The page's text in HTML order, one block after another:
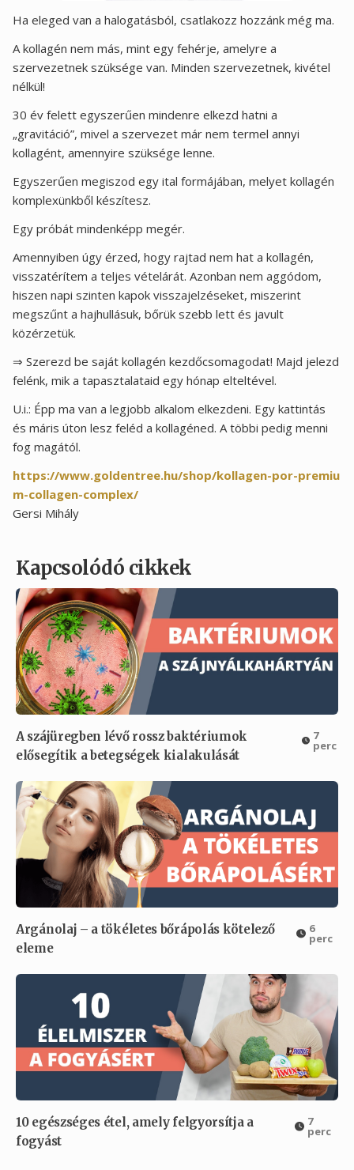
Ha eleged van a halogatásból, csatlakozz hozzánk még ma.
A kollagén nem más, mint egy fehérje, amelyre a
szervezetnek szüksége van. Minden szervezetnek, kivétel
nélkül!
30 év felett egyszerűen mindenre elkezd hatni a
„gravitáció”, mivel a szervezet már nem termel annyi
kollagént, amennyire szüksége lenne.
Egyszerűen megiszod egy ital formájában, melyet kollagén
komplexünkből készítesz.
Egy próbát mindenképp megér.
Amennyiben úgy érzed, hogy rajtad nem hat a kollagén,
visszatérítem a teljes vételárát. Azonban nem aggódom,
hiszen napi szinten kapok visszajelzéseket, miszerint
megszűnt a hajhullásuk, bőrük szebb lett és javult
közérzetük.
⇒ Szerezd be saját kollagén kezdőcsomagodat! Majd jelezd
felénk, mik a tapasztalataid egy hónap elteltével.
U.i.: Épp ma van a legjobb alkalom elkezdeni. Egy kattintás
és máris úton lesz feléd a kollagéned. A többi pedig menni
fog magától.
https://www.goldentree.hu/shop/kollagen-por-premiu
m-collagen-complex/
Gersi Mihály
Kapcsolódó cikkek
A szájüregben lévő rossz baktériumok
elősegítik a betegségek kialakulását
7
perc
Argánolaj – a tökéletes bőrápolás kötelező
eleme
6
perc
10 egészséges étel, amely felgyorsítja a
fogyást
7
perc